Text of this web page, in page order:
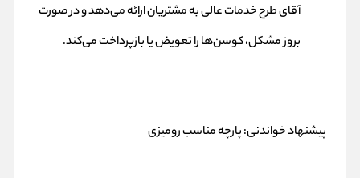
آقای طرح خدمات عالی به مشتریان ارائه می‌دهد و در صورت
بروز مشکل، کوسن‌ها را تعویض یا بازپرداخت می‌کند.
پیشنهاد خواندنی:پارچه مناسب رومیزی